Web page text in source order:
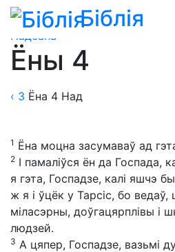
Біблія
Біблія» Пераклады»
Надсана
Ёны 4
‹ 3 Ёна 4 Над
1 Ёна моцна засумаваў ад
2 І памаліўся ён да Госпада,
я гэта, Госпадзе, калі яшчэ
ж я і ўцёк у Тарсіс, бо
міласэрны, доўгацярплівы і
людзей.
3 А цяпер, Госпадзе, вазьмі